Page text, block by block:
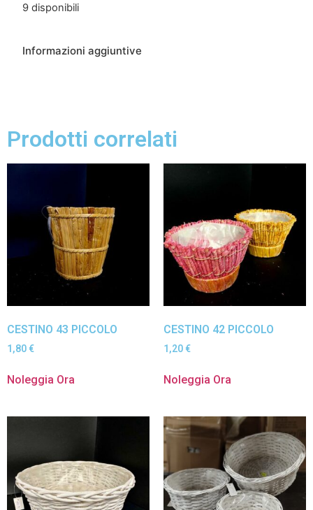
9 disponibili
Informazioni aggiuntive
Prodotti correlati
CESTINO 43 PICCOLO
1,80 €
Noleggia Ora
CESTINO 42 PICCOLO
1,20 €
Noleggia Ora